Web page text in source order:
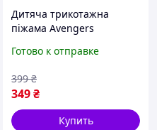
Дитяча трикотажна
піжама Avengers
хлопчика р.98-104 - 2-4
Готово к отправке
349₴
399 ₴
Купить